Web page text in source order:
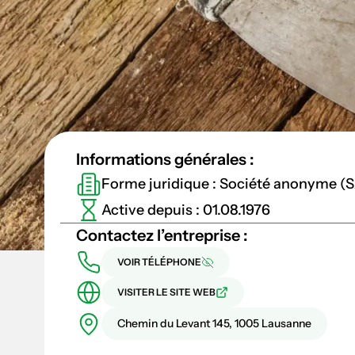
Informations générales :
Forme juridique : Société anonyme
Active depuis : 01.08.1976
Contactez l’entreprise :
VOIR TÉLÉPHONE
VISITER LE SITE WEB
Chemin du Levant 145, 1005 Lausanne